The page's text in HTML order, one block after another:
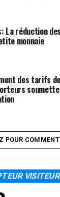
La réduction
monnaie
des tarifs
POUR